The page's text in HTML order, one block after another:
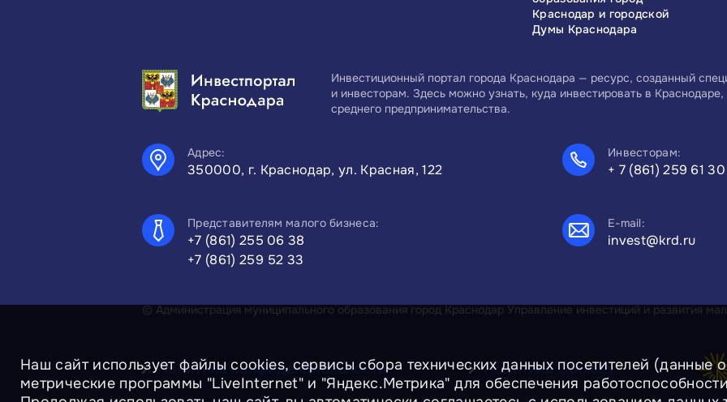
Краснодар и городской
Думы Краснодара
Инвестиционный портал города Краснодара — ресурс, созданный
и инвесторам. Здесь можно узнать, куда инвестировать в
среднего предпринимательства.
Адрес:
350000, г. Краснодар, ул. Красная, 122
Инвесторам:
+ 7 (861) 259 61 30
Представителям малого бизнеса:
+7 (861) 255 06 38
+7 (861) 259 52 33
E-mail:
invest@krd.ru
© Администрация муниципального образования город Краснодар Управление инвестиций и развития
Политика конфиденциальности Политика Cookies
Наш сайт использует файлы cookies, сервисы сбора технических данных посетителей
метрические программы "LiveInternet" и "Яндекс.Метрика" для обеспечения